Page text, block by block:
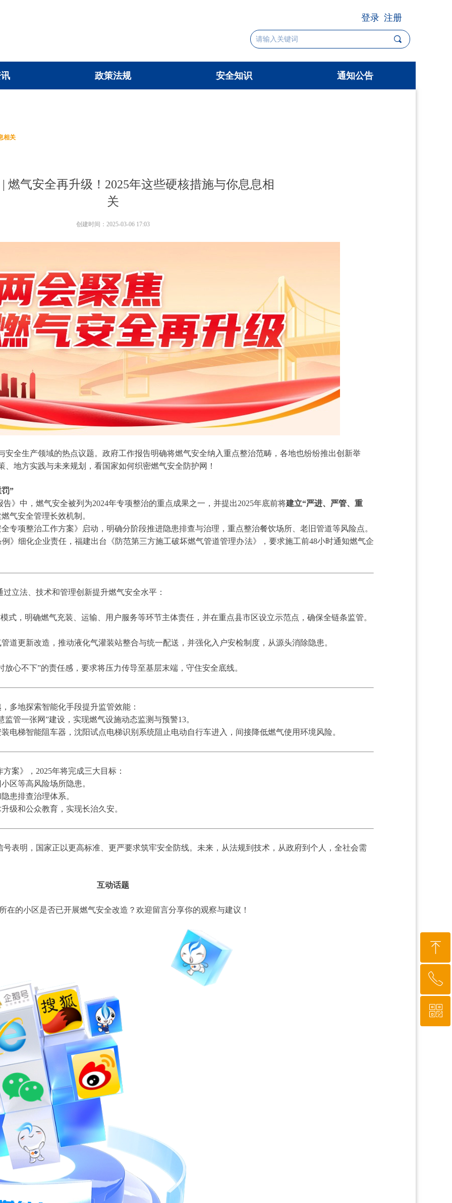
끠
登录 注册
政策法规 安全知识 通知公告
相关
燃气安全再升级！2025年这些硬核措施与你息息相
关
创建时间： 2025-03-06 17:03
安全生产领域的热点议题。政府工作报告明确将燃气安全纳入重点整治范畴，各地也纷纷推出创新举
地方实践与未来规划，看国家如何织密燃气安全防护网！
”
》中，燃气安全被列为2024年专项整治的重点成果之一，并提出2025年底前将建立“严进、严管、重
气安全管理长效机制。
专项整治工作方案》启动，明确分阶段推进隐患排查与治理，重点整治餐饮场所、老旧管道等风险点。
》细化企业责任，福建出台《防范第三方施工破坏燃气管道管理办法》，要求施工前48小时通知燃气企
立法、技术和管理创新提升燃气安全水平：
式，明确燃气充装、运输、用户服务等环节主体责任，并在重点县市区设立示范点，确保全链条监管。
道更新改造，推动液化气灌装站整合与统一配送，并强化入户安检制度，从源头消除隐患。
心不下”的责任感，要求将压力传导至基层末端，守住安全底线。
多地探索智能化手段提升监管效能：
监管一张网”建设，实现燃气设施动态监测与预警13。
电梯智能阻车器，沈阳试点电梯识别系统阻止电动自行车进入，间接降低燃气使用环境风险。
案》，2025年将完成三大目标：
区等高风险场所隐患。
患排查治理体系。
级和公众教育，实现长治久安。
明，国家正以更高标准、更严要求筑牢安全防线。未来，从法规到技术，从政府到个人，全社会需
互动话题
的小区是否已开展燃气安全改造？欢迎留言分享你的观察与建议！
ꁸ
回到顶部
ꂅ
010-64919527
ꀥ